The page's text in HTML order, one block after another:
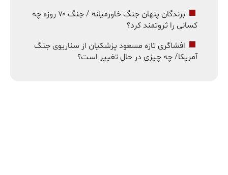
برندگان پنهان جنگ خاورمیانه / جنگ ۷۰ روزه چه
کسانی را ثروتمند کرد؟
افشاگری تازه مسعود پزشکیان از سناریوی جنگ
آمریکا/ چه چیزی در حال تغییر است؟